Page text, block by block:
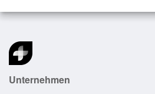
Unternehmen